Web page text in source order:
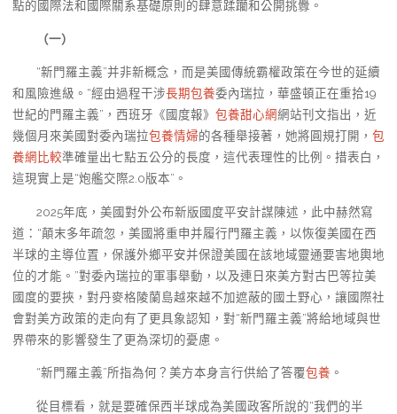
點的國際法和國際關系基礎原則的肆意蹂躪和公開挑釁。
（一）
“新門羅主義”并非新概念，而是美國傳統霸權政策在今世的延續
和風險進級。“經由過程干涉長期包養委內瑞拉，華盛頓正在重拾19
世紀的門羅主義”，西班牙《國度報》 包養甜心網網站刊文指出，近
幾個月來美國對委內瑞拉包養情婦的各種舉接著，她將圓規打開， 包
養網比較準確量出七點五公分的長度，這代表理性的比例。措表白，
這現實上是“炮艦交際2.0版本”。
2025年底，美國對外公布新版國度平安計謀陳述，此中赫然寫
道：“顛末多年疏忽，美國將重申并履行門羅主義，以恢復美國在西
半球的主導位置，保護外鄉平安并保證美國在該地域靈通要害地輿地
位的才能。”對委內瑞拉的軍事舉動，以及連日來美方對古巴等拉美
國度的要挾，對丹麥格陵蘭島越來越不加遮蔽的國土野心，讓國際社
會對美方政策的走向有了更具象認知，對“新門羅主義”將給地域與世
界帶來的影響發生了更為深切的憂慮。
“新門羅主義”所指為何？美方本身言行供給了答覆包養 。
從目標看，就是要確保西半球成為美國政客所說的“我們的半